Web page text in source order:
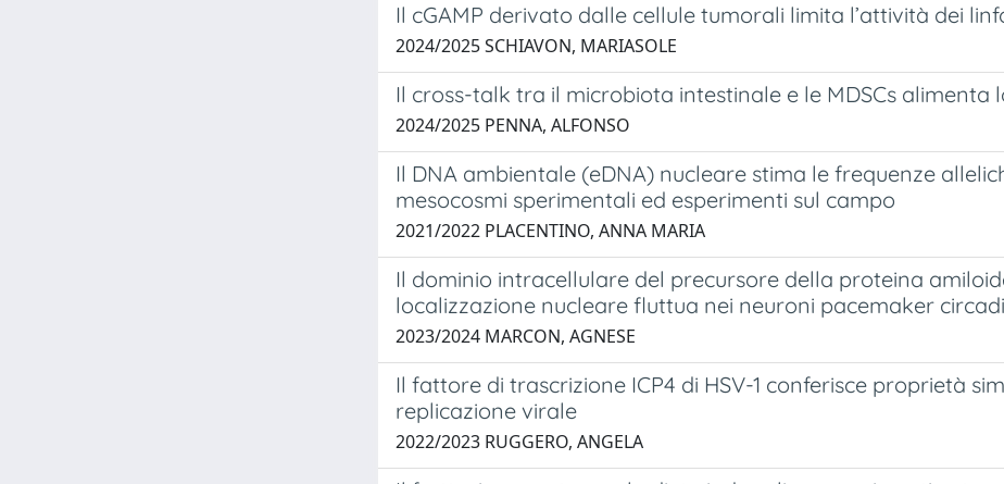
Il cGAMP derivato dalle cellule tumorali limita l’attività dei
2024/2025 SCHIAVON, MARIASOLE
Il cross-talk tra il microbiota intestinale e le MDSCs
2024/2025 PENNA, ALFONSO
Il DNA ambientale (eDNA) nucleare stima le frequenze
mesocosmi sperimentali ed esperimenti sul campo
2021/2022 PLACENTINO, ANNA MARIA
Il dominio intracellulare del precursore della proteina
localizzazione nucleare fluttua nei neuroni pacemaker
2023/2024 MARCON, AGNESE
Il fattore di trascrizione ICP4 di HSV-1 conferisce proprietà
replicazione virale
2022/2023 RUGGERO, ANGELA